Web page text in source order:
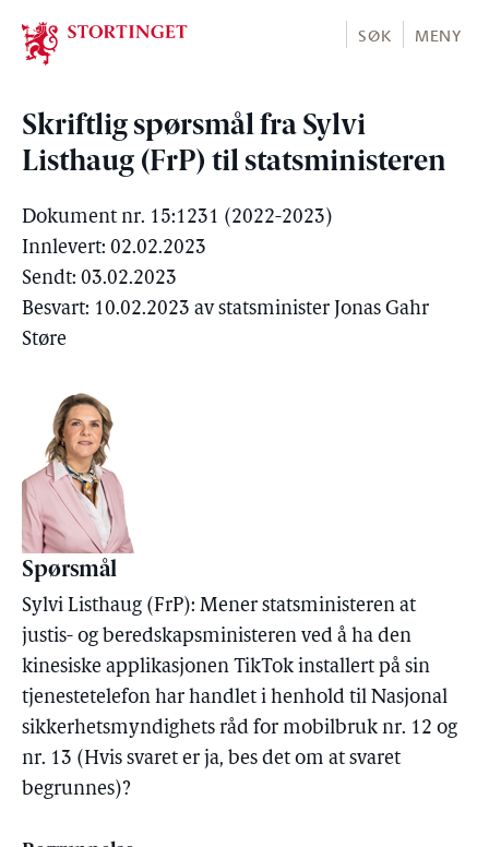
Stortinget.no
SØK MENY
Skriftlig spørsmål fra Sylvi
Listhaug (FrP) til statsministeren
Dokument nr. 15:1231 (2022-2023)
Innlevert: 02.02.2023
Sendt: 03.02.2023
Besvart: 10.02.2023 av statsminister Jonas Gahr
Støre
Spørsmål
Sylvi Listhaug (FrP): Mener statsministeren at
justis- og beredskapsministeren ved å ha den
kinesiske applikasjonen TikTok installert på sin
tjenestetelefon har handlet i henhold til Nasjonal
sikkerhetsmyndighets råd for mobilbruk nr. 12 og
nr. 13 (Hvis svaret er ja, bes det om at svaret
begrunnes)?